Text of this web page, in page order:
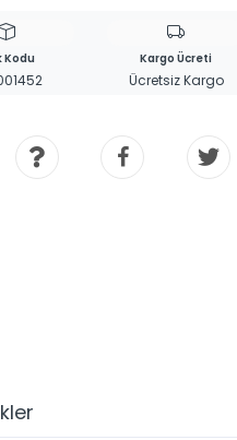
Kodu Kargo Ücreti
Ücretsiz Kargo